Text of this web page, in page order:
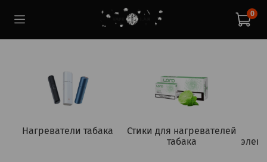
0
Нагреватели табака
Стики для нагревателей
табака